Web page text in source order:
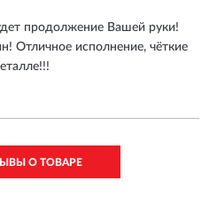
продолжение Вашей руки!
Отличное исполнение, чёткие
О ТОВАРЕ